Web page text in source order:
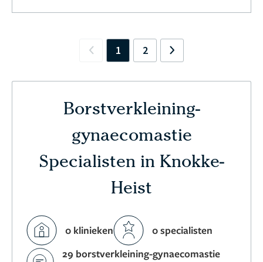
Previous
1 2 Next
Borstverkleining-
gynaecomastie
Specialisten in Knokke-
Heist
0 klinieken
0 specialisten
29 borstverkleining-gynaecomastie